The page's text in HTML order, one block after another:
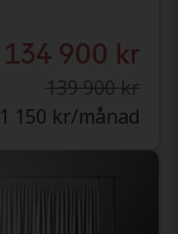
134 900 kr
139 900 kr
1 150 kr/månad